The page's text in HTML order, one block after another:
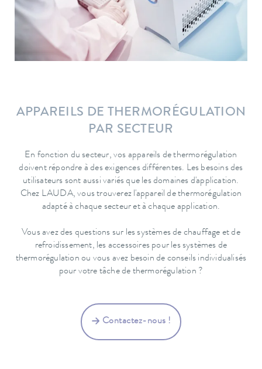
APPAREILS DE THERMORÉGULATION
PAR SECTEUR
En fonction du secteur, vos appareils de thermorégulation
doivent répondre à des exigences différentes. Les besoins des
utilisateurs sont aussi variés que les domaines d'application.
Chez LAUDA, vous trouverez l'appareil de thermorégulation
adapté à chaque secteur et à chaque application.
Vous avez des questions sur les systèmes de chauffage et de
refroidissement, les accessoires pour les systèmes de
thermorégulation ou vous avez besoin de conseils individualisés
pour votre tâche de thermorégulation ?
Contactez-nous !